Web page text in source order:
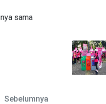
sama
Sebelumnya